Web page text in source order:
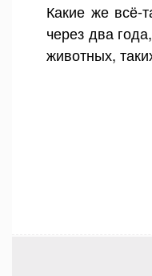
Какие же всё-
через два
животных,